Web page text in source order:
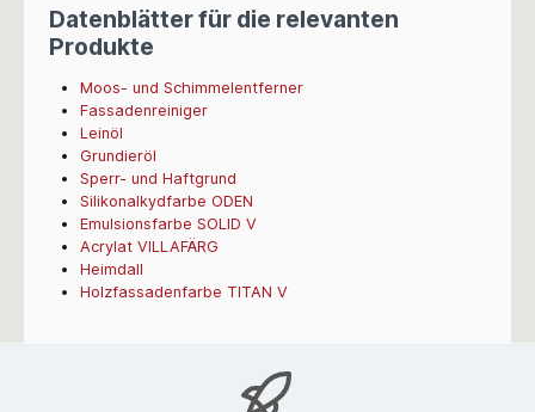
Datenblätter für die relevanten
Produkte
Moos- und Schimmelentferner
Fassadenreiniger
Leinöl
Grundieröl
Sperr- und Haftgrund
Silikonalkydfarbe ODEN
Emulsionsfarbe SOLID V
Acrylat VILLAFÄRG
Heimdall
Holzfassadenfarbe TITAN V